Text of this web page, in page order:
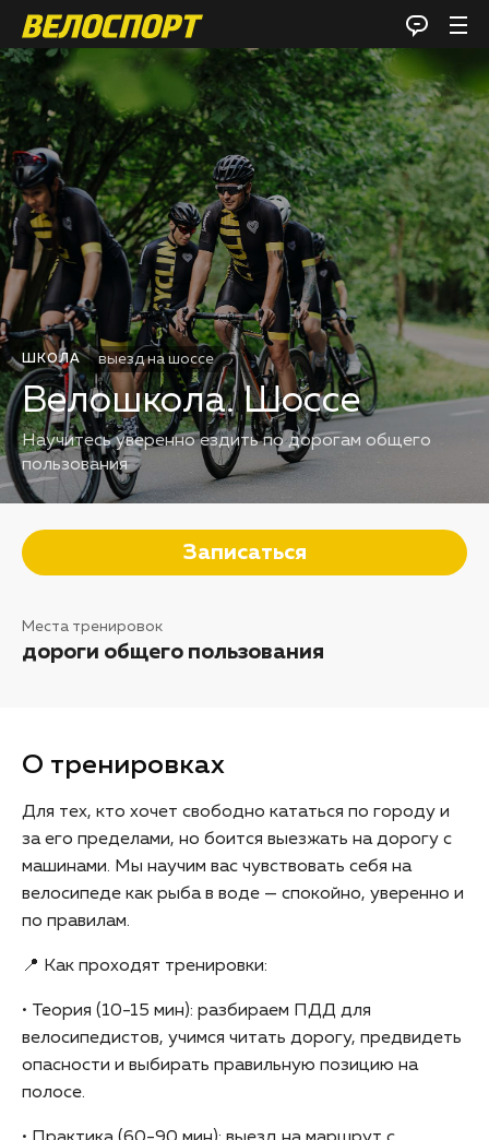
ШКОЛА выезд на шоссе
Велошкола. Шоссе
Научитесь уверенно ездить по дорогам общего
пользования
Записаться
Места тренировок
дороги общего пользования
О тренировках
Для тех, кто хочет свободно кататься по городу и
за его пределами, но боится выезжать на дорогу с
машинами. Мы научим вас чувствовать себя на
велосипеде как рыба в воде — спокойно, уверенно и
по правилам.
📍 Как проходят тренировки:
• Теория (10-15 мин): разбираем ПДД для
велосипедистов, учимся читать дорогу, предвидеть
опасности и выбирать правильную позицию на
полосе.